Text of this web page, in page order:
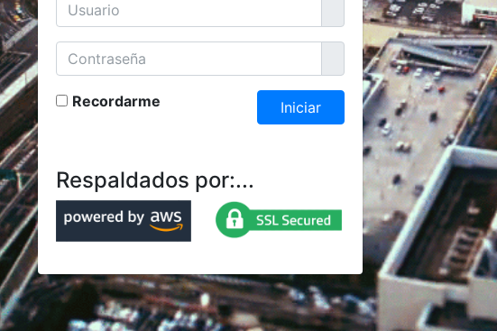
Recordarme Iniciar
Respaldados por:...